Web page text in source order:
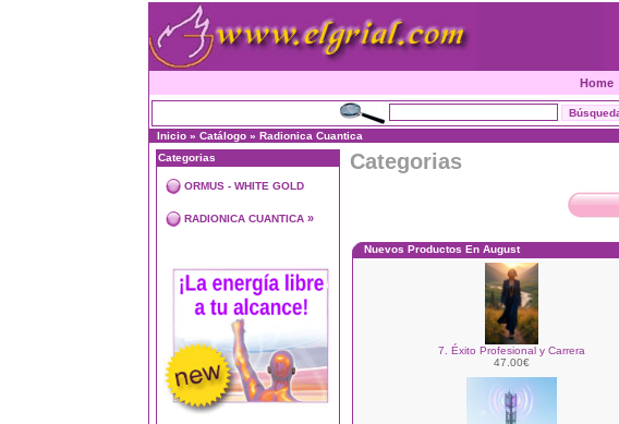
Home
Inicio » Catálogo » Radionica Cuantica
Categorias
ORMUS - WHITE GOLD
RADIONICA CUANTICA »
Categorias
Nuevos Productos En August
7. Éxito Profesional y Carrera
47.00€